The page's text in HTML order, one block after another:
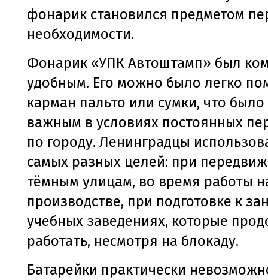
фонарик становился предметом
необходимости.
Фонарик «УПК Автоштамп» был
удобным. Его можно было легко
карман пальто или сумки, что
важным в условиях постоянных
по городу. Ленинградцы
самых разных целей: при
тёмным улицам, во время работы
производстве, при подготовке к
учебных заведениях, которые
работать, несмотря на блокаду.
Батарейки практически